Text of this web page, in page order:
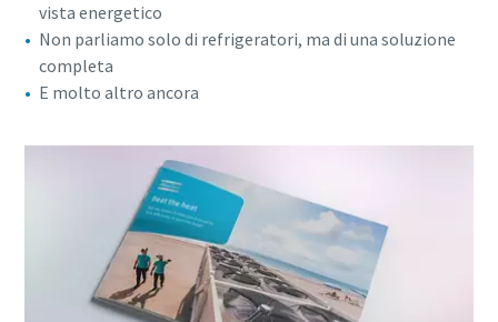
vista energetico
Non parliamo solo di refrigeratori, ma di una soluzione
completa
E molto altro ancora